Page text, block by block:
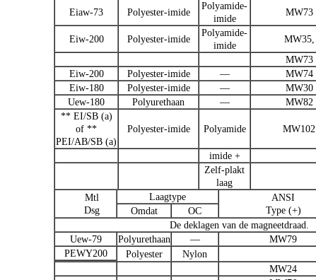
Eiaw-73
Polyester-imide
Polyamide-
imide
MW73
Eiw-200 Polyester-imide
Polyamide-
imide
MW35,
MW73
Eiw-200
Polyester-imide — MW74
Eiw-180
Polyester-imide — MW30
Uew-180
Polyurethaan — MW82
** EI/SB (a)
of **
PEI/AB/SB (a)
Polyester-imide Polyamide MW102
imide +
Zelf-plakt
laag
Mtl
Dsg
Laagtype
ANSI
Type (+)
Omdat
OC
De deklagen van de magneetdraad.
Uew-79
Polyurethaan — MW79
PEWY200
Polyester Nylon
MW24